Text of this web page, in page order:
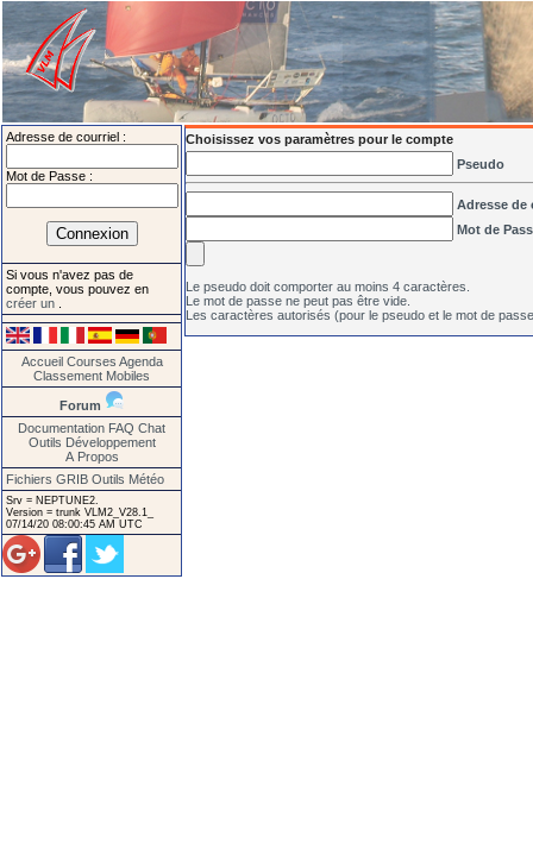
Adresse de courriel :
Mot de Passe :
Si vous n'avez pas de
compte, vous pouvez en
créer un
Accueil Courses Agenda
Classement Mobiles
Forum
Documentation FAQ Chat
Outils Développement
A Propos
Fichiers GRIB Outils Météo
Srv = NEPTUNE2.
Version = trunk VLM2_V28.1_
07/14/20 08:00:45 AM UTC
Choisissez vos paramètres pour le compte
Pseudo
Adresse de
Mot de
Le pseudo doit comporter au moins 4 caractères.
Le mot de passe ne peut pas être vide.
Les caractères autorisés (pour le pseudo et le mot de